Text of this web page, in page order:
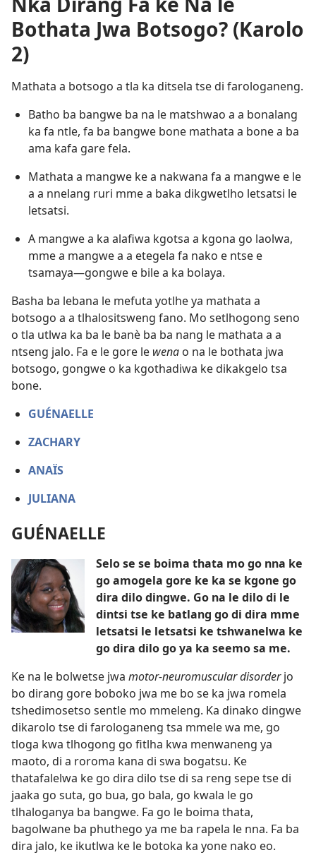
Bothata Jwa Botsogo? (Karolo
2)
Mathata a botsogo a tla ka ditsela tse di farologaneng.
Batho ba bangwe ba na le matshwao a a bonalang
ka fa ntle, fa ba bangwe bone mathata a bone a ba
ama kafa gare fela.
Mathata a mangwe ke a nakwana fa a mangwe e le
a a nnelang ruri mme a baka dikgwetlho letsatsi le
letsatsi.
A mangwe a ka alafiwa kgotsa a kgona go laolwa,
mme a mangwe a a etegela fa nako e ntse e
tsamaya—gongwe e bile a ka bolaya.
Basha ba lebana le mefuta yotlhe ya mathata a
botsogo a a tlhalositsweng fano. Mo setlhogong seno
o tla utlwa ka ba le banè ba ba nang le mathata a a
ntseng jalo. Fa e le gore le wena o na le bothata jwa
botsogo, gongwe o ka kgothadiwa ke dikakgelo tsa
bone.
GUÉNAELLE
ZACHARY
ANAÏS
JULIANA
GUÉNAELLE
Selo se se boima thata mo go nna ke
go amogela gore ke ka se kgone go
dira dilo dingwe. Go na le dilo di le
dintsi tse ke batlang go di dira mme
letsatsi le letsatsi ke tshwanelwa ke
go dira dilo go ya ka seemo sa me.
Ke na le bolwetse jwa motor-neuromuscular disorderjo
bo dirang gore boboko jwa me bo se ka jwa romela
tshedimosetso sentle mo mmeleng. Ka dinako dingwe
dikarolo tse di farologaneng tsa mmele wa me, go
tloga kwa tlhogong go fitlha kwa menwaneng ya
maoto, di a roroma kana di swa bogatsu. Ke
thatafalelwa ke go dira dilo tse di sa reng sepe tse di
jaaka go suta, go bua, go bala, go kwala le go
tlhaloganya ba bangwe. Fa go le boima thata,
bagolwane ba phuthego ya me ba rapela le nna. Fa ba
dira jalo, ke ikutlwa ke le botoka ka yone nako eo.